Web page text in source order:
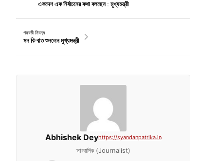
একদেশ এক নির্বাচনের কথা বলছেন : মুখ্যমন্ত্রী
পরবর্তী নিবন্ধ
মন কি বাত শুনলেন মুখ্যমন্ত্রী
Abhishek Deyhttps://syandanpatrika.in
সাংবাদিক (Journalist)